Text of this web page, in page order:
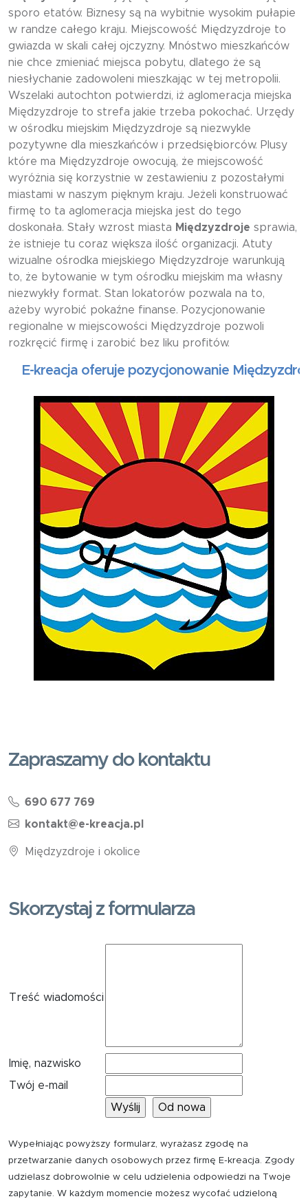
sporo etatów. Biznesy są na wybitnie wysokim pułapie
w randze całego kraju. Miejscowość Międzyzdroje to
gwiazda w skali całej ojczyzny. Mnóstwo mieszkańców
nie chce zmieniać miejsca pobytu, dlatego że są
niesłychanie zadowoleni mieszkając w tej metropolii.
Wszelaki autochton potwierdzi, iż aglomeracja miejska
Międzyzdroje to strefa jakie trzeba pokochać. Urzędy
w ośrodku miejskim Międzyzdroje są niezwykle
pozytywne dla mieszkańców i przedsiębiorców. Plusy
które ma Międzyzdroje owocują, że miejscowość
wyróżnia się korzystnie w zestawieniu z pozostałymi
miastami w naszym pięknym kraju. Jeżeli konstruować
firmę to ta aglomeracja miejska jest do tego
doskonała. Stały wzrost miasta Międzyzdroje sprawia,
że istnieje tu coraz większa ilość organizacji. Atuty
wizualne ośrodka miejskiego Międzyzdroje warunkują
to, że bytowanie w tym ośrodku miejskim ma własny
niezwykły format. Stan lokatorów pozwala na to,
ażeby wyrobić pokaźne finanse. Pozycjonowanie
regionalne w miejscowości Międzyzdroje pozwoli
rozkręcić firmę i zarobić bez liku profitów.
kreacja oferuje pozycjonowanie Międzyzdroje
Zapraszamy do kontaktu
690 677 769
kontakt@e-kreacja.pl
Międzyzdroje i okolice
Skorzystaj z formularza
Treść wiadomości
Imię, nazwisko
Twój e-mail
Wypełniając powyższy formularz, wyrażasz zgodę na
przetwarzanie danych osobowych przez firmę E-kreacja. Zgody
udzielasz dobrowolnie w celu udzielenia odpowiedzi na Twoje
zapytanie. W każdym momencie możesz wycofać udzieloną